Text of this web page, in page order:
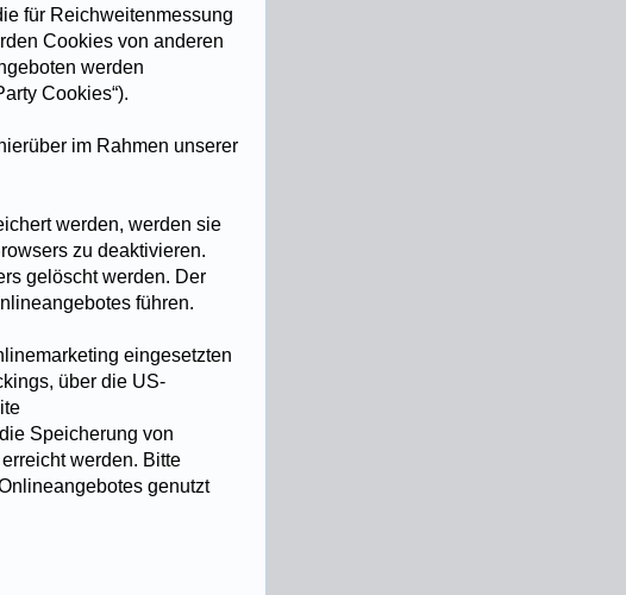
für Reichweitenmessung
Cookies von anderen
werden
Cookies“).
im Rahmen unserer
werden, werden sie
zu deaktivieren.
gelöscht werden. Der
führen.
eingesetzten
über die US-
Speicherung von
werden. Bitte
genutzt